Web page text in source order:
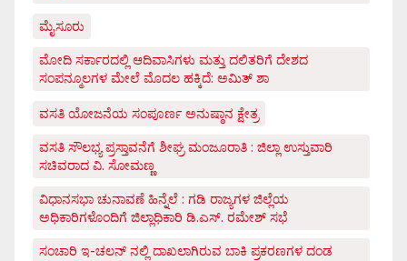
ಮೈಸೂರು
ಮೋದಿ ಸರ್ಕಾರದಲ್ಲಿ ಆದಿವಾಸಿಗಳು ಮತ್ತು ದಲಿತರಿಗೆ ದೇಶದ
ಸಂಪನ್ಮೂಲಗಳ ಮೇಲೆ ಮೊದಲ ಹಕ್ಕಿದೆ: ಅಮಿತ್ ಶಾ
ವಸತಿ ಯೋಜನೆಯ ಸಂಪೂರ್ಣ ಅನುಷ್ಠಾನ ಕ್ಷೇತ್ರ
ವಸತಿ ಸೌಲಭ್ಯ ಪ್ರಸ್ತಾವನೆಗೆ ಶೀಘ್ರ ಮಂಜೂರಾತಿ : ಜಿಲ್ಲಾ ಉಸ್ತುವಾರಿ
ಸಚಿವರಾದ ವಿ. ಸೋಮಣ್ಣ
ವಿಧಾನಸಭಾ ಚುನಾವಣೆ ಹಿನ್ನೆಲೆ : ಗಡಿ ರಾಜ್ಯಗಳ ಜಿಲ್ಲೆಯ
ಅಧಿಕಾರಿಗಳೊಂದಿಗೆ ಜಿಲ್ಲಾಧಿಕಾರಿ ಡಿ.ಎಸ್. ರಮೇಶ್ ಸಭೆ
ಸಂಚಾರಿ ಇ-ಚಲನ್ ನಲ್ಲಿ ದಾಖಲಾಗಿರುವ ಬಾಕಿ ಪ್ರಕರಣಗಳ ದಂಡ